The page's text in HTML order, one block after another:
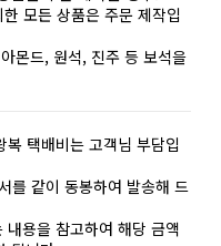
모든 상품은 주문 제작입
몬드, 원석, 진주 등 보석을
택배비는 고객님 부담입
를 같이 동봉하여 발송해 드
용을 참고하여 해당 금액